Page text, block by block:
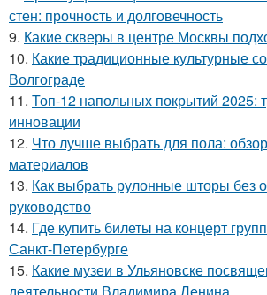
стен: прочность и долговечность
9. Какие скверы в центре Москвы
10. Какие традиционные культурные
Волгограде
11. Топ-12 напольных покрытий 2025:
инновации
12. Что лучше выбрать для пола:
материалов
13. Как выбрать рулонные шторы без
руководство
14. Где купить билеты на концерт
Санкт-Петербурге
15. Какие музеи в Ульяновске